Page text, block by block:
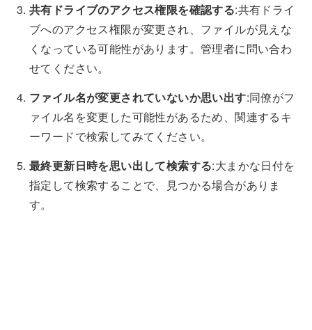
共有ドライブのアクセス権限を確認する:共有ドライ
ブへのアクセス権限が変更され、ファイルが見えな
くなっている可能性があります。管理者に問い合わ
せてください。
ファイル名が変更されていないか思い出す:同僚がフ
ァイル名を変更した可能性があるため、関連するキ
ーワードで検索してみてください。
最終更新日時を思い出して検索する:大まかな日付を
指定して検索することで、見つかる場合がありま
す。